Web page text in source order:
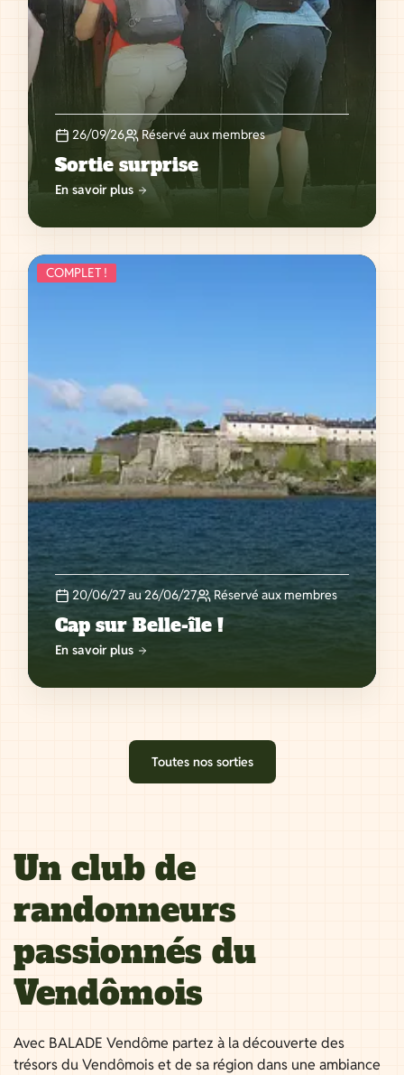
26/09/26 Réservé aux membres
Sortie surprise
En savoir plus
COMPLET !
20/06/27 au 26/06/27 Réservé aux membres
Cap sur Belle-île !
En savoir plus
Toutes nos sorties
Un club de
randonneurs
passionnés du
Vendômois
Avec BALADE Vendôme partez à la découverte des
trésors du Vendômois et de sa région dans une ambiance